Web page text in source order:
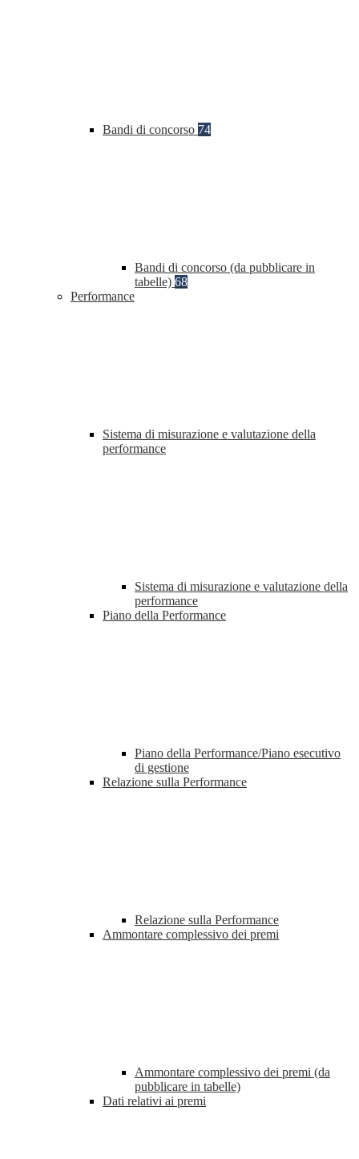
Bandi di concorso 74
Bandi di concorso (da pubblicare in
tabelle) 68
Performance
Sistema di misurazione e valutazione della
performance
Sistema di misurazione e valutazione della
performance
Piano della Performance
Piano della Performance/Piano esecutivo
di gestione
Relazione sulla Performance
Relazione sulla Performance
Ammontare complessivo dei premi
Ammontare complessivo dei premi (da
pubblicare in tabelle)
Dati relativi ai premi